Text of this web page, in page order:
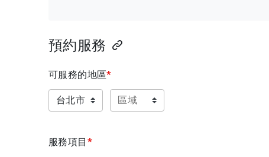
預約服務
可服務的地區*
服務項目 *